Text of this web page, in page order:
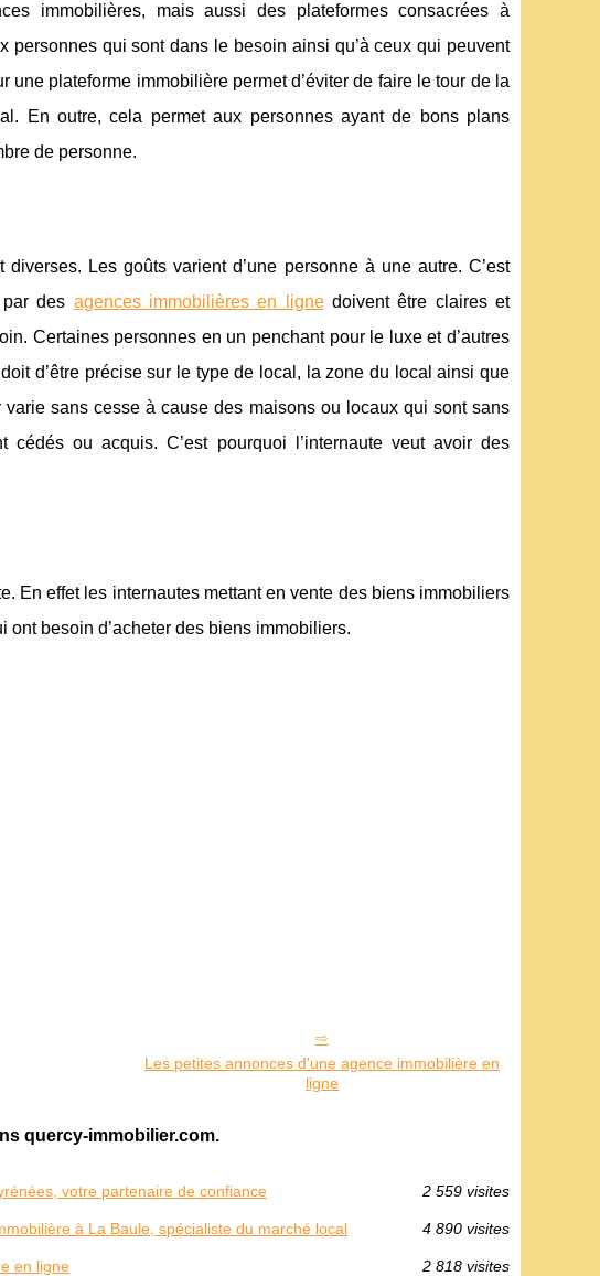
immobilières, mais aussi des plateformes consacrées à
personnes qui sont dans le besoin ainsi qu’à ceux qui peuvent
plateforme immobilière permet d’éviter de faire le tour de la
En outre, cela permet aux personnes ayant de bons plans
de personne.
Les goûts varient d’une personne à une autre. C’est
des agences immobilières en lignedoivent être claires et
Certaines personnes en un penchant pour le luxe et d’autres
d’être précise sur le type de local, la zone du local ainsi que
sans cesse à cause des maisons ou locaux qui sont sans
ou acquis. C’est pourquoi l’internaute veut avoir des
En effet les internautes mettant en vente des biens immobiliers
besoin d’acheter des biens immobiliers.
Les petites annonces d'une agence immobilière en
ligne
quercy-immobilier.com.
votre partenaire de confiance 2 559 visites
à La Baule, spécialiste du marché local 4 890 visites
en ligne 2 818 visites